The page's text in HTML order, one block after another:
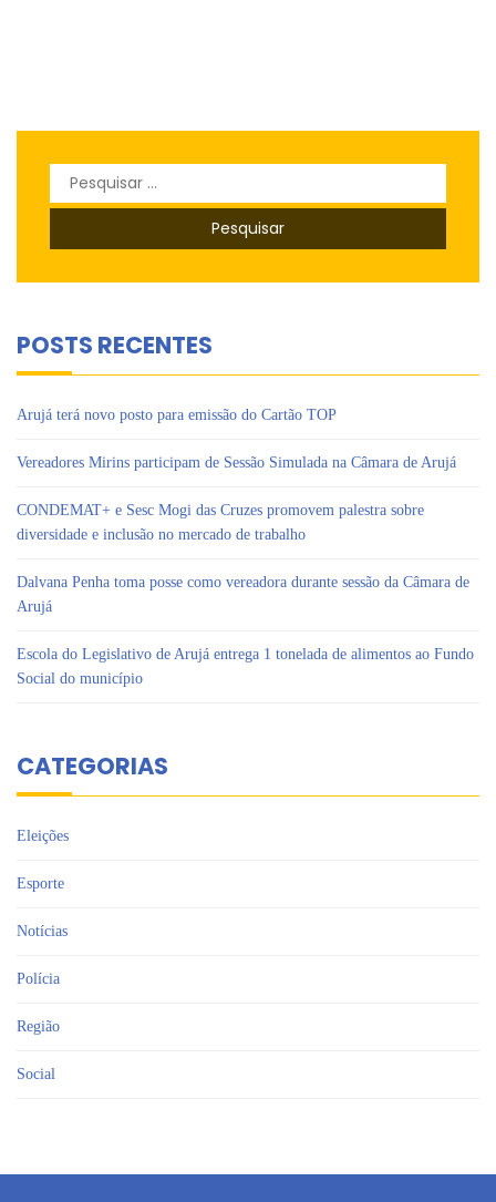
Pesquisar
por:
POSTS RECENTES
Arujá terá novo posto para emissão do Cartão TOP
Vereadores Mirins participam de Sessão Simulada na Câmara de Arujá
CONDEMAT+ e Sesc Mogi das Cruzes promovem palestra sobre
diversidade e inclusão no mercado de trabalho
Dalvana Penha toma posse como vereadora durante sessão da Câmara de
Arujá
Escola do Legislativo de Arujá entrega 1 tonelada de alimentos ao Fundo
Social do município
CATEGORIAS
Eleições
Esporte
Notícias
Polícia
Região
Social